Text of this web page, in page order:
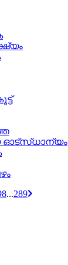
ഓട്‌സ്‌ധാന്യം
...289